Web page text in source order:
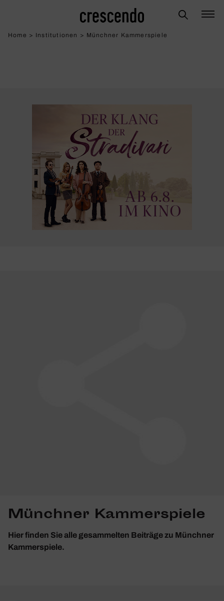
Home > Institutionen > Münchner Kammerspiele
Münchner Kammerspiele
Hier finden Sie alle gesammelten Beiträge zu Münchner
Kammerspiele.